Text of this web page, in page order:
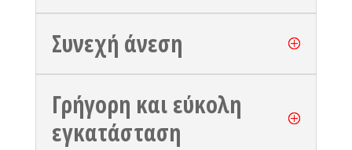
Συνεχή άνεση
Γρήγορη και εύκολη
εγκατάσταση